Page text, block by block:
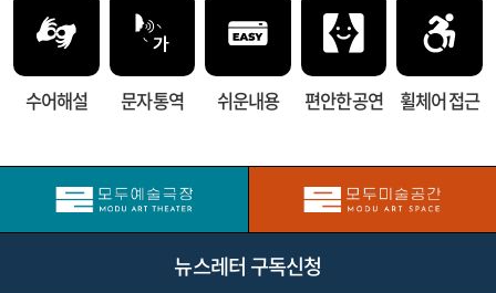
수어해설 문자 통역 쉬운내용 편안한 공연 휠체어 접근
뉴스레터 구독신청